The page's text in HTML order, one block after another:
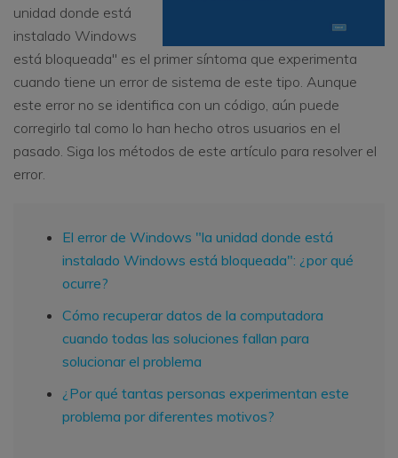
Repairit - Reparar Datos
UBackit - Respaldar Datos
unidad donde está
instalado Windows
está bloqueada" es el primer síntoma que experimenta
cuando tiene un error de sistema de este tipo. Aunque
este error no se identifica con un código, aún puede
corregirlo tal como lo han hecho otros usuarios en el
pasado. Siga los métodos de este artículo para resolver el
error.
El error de Windows "la unidad donde está
instalado Windows está bloqueada": ¿por qué
ocurre?
Cómo recuperar datos de la computadora
cuando todas las soluciones fallan para
solucionar el problema
¿Por qué tantas personas experimentan este
problema por diferentes motivos?